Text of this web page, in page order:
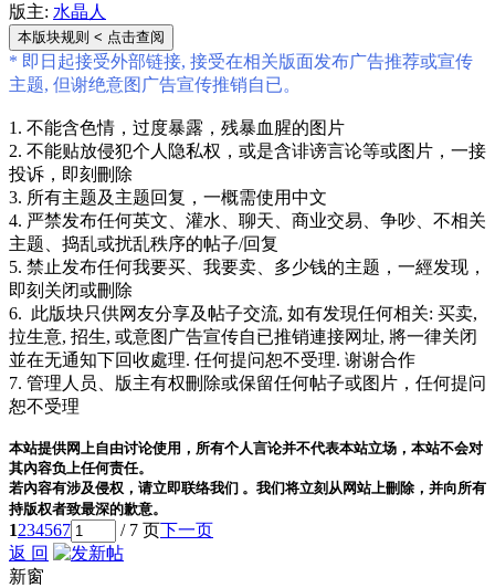
版主: 水晶人
本版块规则 < 点击查阅
* 即日起接受外部链接, 接受在相关版面发布广告推荐或宣传
主题, 但谢绝意图广告宣传推销自已。
1. 不能含色情，过度暴露，残暴血腥的图片
2. 不能贴放侵犯个人隐私权，或是含诽谤言论等或图片，一接
投诉，即刻刪除
3. 所有主题及主题回复，一概需使用中文
4. 严禁发布任何英文、灌水、聊天、商业交易、争吵、不相关
主题、捣乱或扰乱秩序的帖子/回复
5. 禁止发布任何我要买、我要卖、多少钱的主题，一經发现，
即刻关闭或刪除
6. 此版块只供网友分享及帖子交流, 如有发現任何相关: 买卖,
拉生意, 招生, 或意图广告宣传自已推销連接网址, 將一律关闭
並在无通知下回收處理. 任何提问恕不受理. 谢谢合作
7. 管理人员、版主有权刪除或保留任何帖子或图片，任何提问
恕不受理
本站提供网上自由讨论使用，所有个人言论并不代表本站立场，本站不会对
其內容负上任何责任。
若內容有涉及侵权，请立即联络我们 。我们将立刻从网站上刪除，并向所有
持版权者致最深的歉意。
1234567 / 7 页下一页
返 回
新窗